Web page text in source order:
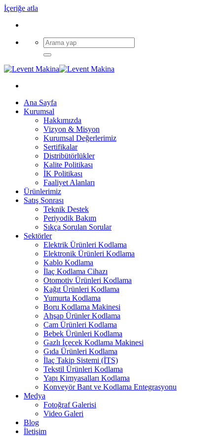
İçeriğe atla
Ana Sayfa
Kurumsal
Hakkımızda
Vizyon & Misyon
Kurumsal Değerlerimiz
Sertifikalar
Distribütörlükler
Kalite Politikası
İK Politikası
Faaliyet Alanları
Ürünlerimiz
Satış Sonrası
Teknik Destek
Periyodik Bakım
Sıkça Sorulan Sorular
Sektörler
Elektrik Ürünleri Kodlama
Elektronik Ürünleri Kodlama
Kablo Kodlama
İlaç Kodlama Cihazı
Otomotiv Ürünleri Kodlama
Kağıt Ürünleri Kodlama
Yumurta Kodlama
Boru Kodlama Makinesi
Ahşap Ürünler Kodlama
Cam Ürünleri Kodlama
Bebek Ürünleri Kodlama
Gazlı İçecek Kodlama Makinesi
Gıda Ürünleri Kodlama
İlaç Takip Sistemi (İTS)
Tekstil Ürünleri Kodlama
Yapı Kimyasalları Kodlama
Konveyör Bant ve Kodlama Entegrasyonu
Medya
Fotoğraf Galerisi
Video Galeri
Blog
İletişim